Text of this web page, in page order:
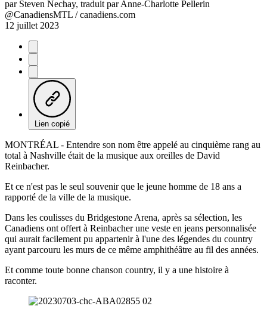
par Steven Nechay, traduit par Anne-Charlotte Pellerin
@CanadiensMTL / canadiens.com
12 juillet 2023
Lien copié
MONTRÉAL - Entendre son nom être appelé au cinquième rang au
total à Nashville était de la musique aux oreilles de David
Reinbacher.
Et ce n'est pas le seul souvenir que le jeune homme de 18 ans a
rapporté de la ville de la musique.
Dans les coulisses du Bridgestone Arena, après sa sélection, les
Canadiens ont offert à Reinbacher une veste en jeans personnalisée
qui aurait facilement pu appartenir à l'une des légendes du country
ayant parcouru les murs de ce même amphithéâtre au fil des années.
Et comme toute bonne chanson country, il y a une histoire à
raconter.